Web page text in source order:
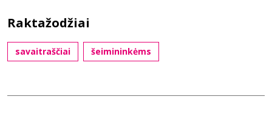
Raktažodžiai
savaitraščiai šeimininkėms